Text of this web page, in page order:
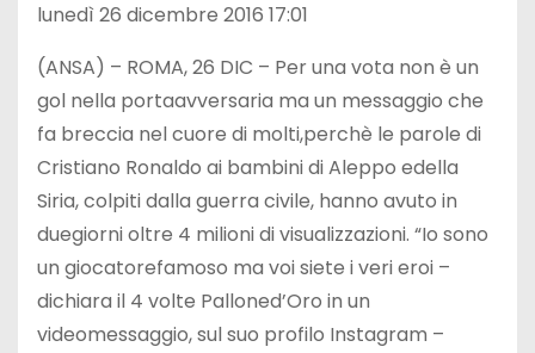
lunedì 26 dicembre 2016 17:01
(ANSA) – ROMA, 26 DIC – Per una vota non è un
gol nella portaavversaria ma un messaggio che
fa breccia nel cuore di molti,perchè le parole di
Cristiano Ronaldo ai bambini di Aleppo edella
Siria, colpiti dalla guerra civile, hanno avuto in
duegiorni oltre 4 milioni di visualizzazioni. “Io sono
un giocatorefamoso ma voi siete i veri eroi –
dichiara il 4 volte Palloned’Oro in un
videomessaggio, sul suo profilo Instagram –